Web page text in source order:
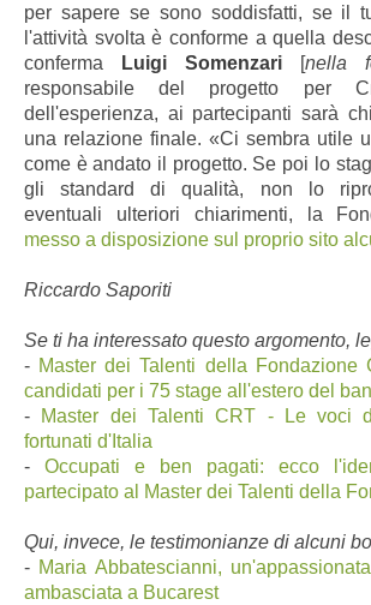
per sapere se sono soddisfatti, se il
l'attività svolta è conforme a quella
conferma
Luigi Somenzari [nella
responsabile del progetto per
dell'esperienza, ai partecipanti sarà
una relazione finale. «Ci sembra utile
come è andato il progetto. Se poi lo
gli standard di qualità, non lo
eventuali ulteriori chiarimenti, la
messo a disposizione sul proprio sito
Riccardo Saporiti
Se ti ha interessato questo argomento,
- Master dei Talenti della Fondazione
candidati per i 75 stage all'estero del
- Master dei Talenti CRT - Le voci
fortunati d'Italia
- Occupati e ben pagati: ecco
partecipato al Master dei Talenti della
Qui, invece, le testimonianze di alcuni
- Maria Abbatescianni,
ambasciata a Bucarest